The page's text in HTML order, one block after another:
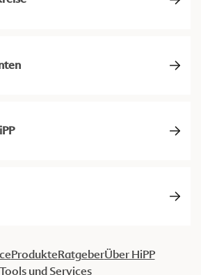
ProdukteRatgeberÜber HiPP
Tools und Services